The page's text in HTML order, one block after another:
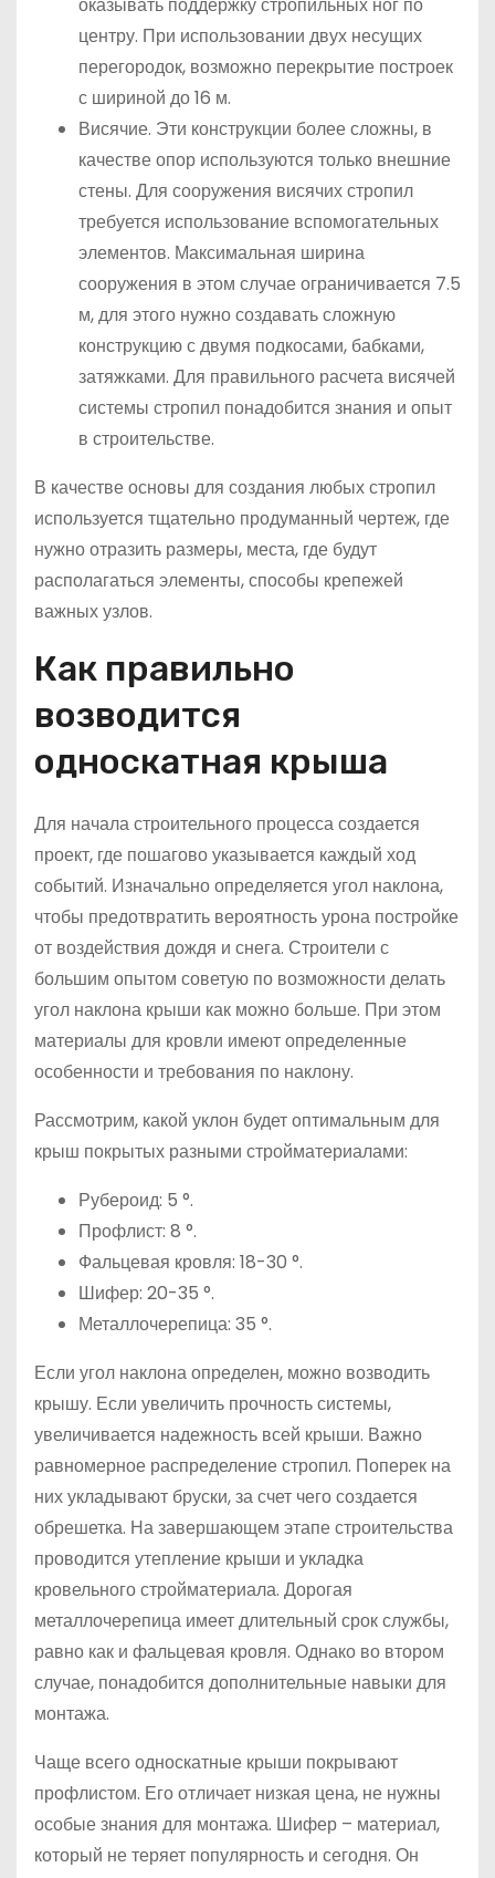
центру. При использовании двух несущих
перегородок, возможно перекрытие построек
с шириной до 16 м.
Висячие. Эти конструкции более сложны, в
качестве опор используются только внешние
стены. Для сооружения висячих стропил
требуется использование вспомогательных
элементов. Максимальная ширина
сооружения в этом случае ограничивается 7.5
м, для этого нужно создавать сложную
конструкцию с двумя подкосами, бабками,
затяжками. Для правильного расчета висячей
системы стропил понадобится знания и опыт
в строительстве.
В качестве основы для создания любых стропил
используется тщательно продуманный чертеж, где
нужно отразить размеры, места, где будут
располагаться элементы, способы крепежей
важных узлов.
Как правильно
возводится
односкатная крыша
Для начала строительного процесса создается
проект, где пошагово указывается каждый ход
событий. Изначально определяется угол наклона,
чтобы предотвратить вероятность урона постройке
от воздействия дождя и снега. Строители с
большим опытом советую по возможности делать
угол наклона крыши как можно больше. При этом
материалы для кровли имеют определенные
особенности и требования по наклону.
Рассмотрим, какой уклон будет оптимальным для
крыш покрытых разными стройматериалами:
Рубероид: 5 °.
Профлист: 8 °.
Фальцевая кровля: 18-30 °.
Шифер: 20-35 °.
Металлочерепица: 35 °.
Если угол наклона определен, можно возводить
крышу. Если увеличить прочность системы,
увеличивается надежность всей крыши. Важно
равномерное распределение стропил. Поперек на
них укладывают бруски, за счет чего создается
обрешетка. На завершающем этапе строительства
проводится утепление крыши и укладка
кровельного стройматериала. Дорогая
металлочерепица имеет длительный срок службы,
равно как и фальцевая кровля. Однако во втором
случае, понадобится дополнительные навыки для
монтажа.
Чаще всего односкатные крыши покрывают
профлистом. Его отличает низкая цена, не нужны
особые знания для монтажа. Шифер – материал,
который не теряет популярность и сегодня. Он